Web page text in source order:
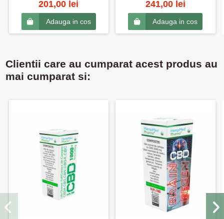
201,00 lei
Adauga in cos
241,00 lei
Adauga in cos
Clientii care au cumparat acest produs au
mai cumparat si: